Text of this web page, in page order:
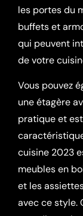
les portes du
buffets et
qui peuvent
de votre
Vous pouvez
une étagère
pratique et
cuisine 2023
meubles en
et les
avec ce style.